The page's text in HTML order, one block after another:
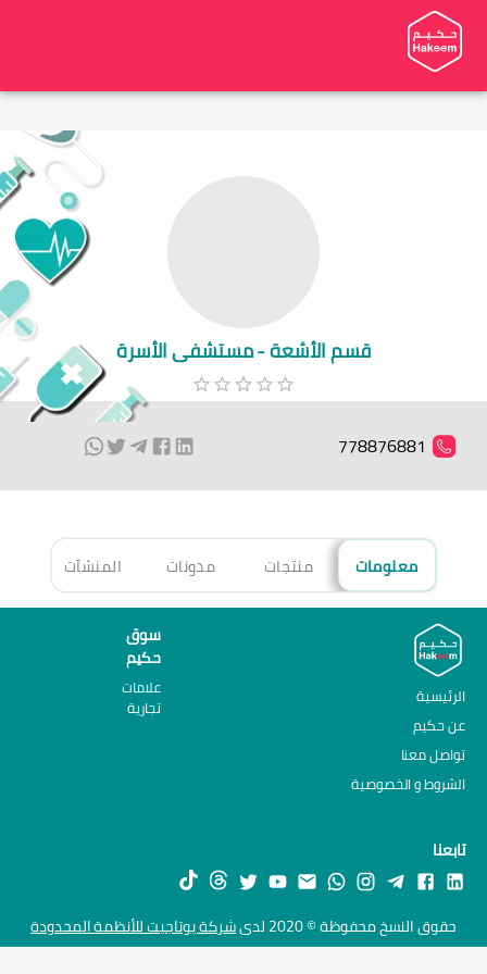
قسم الأشعة - مستشفى الأسرة
778876881
معلومات منتجات مدونات المنشآت
الرئيسية
عن حكيم
تواصل معنا
الشروط و الخصوصية
سوق
حكيم
علامات
تجارية
تابعنا
حقوق النسخ محفوظة © 2020 لدى شركة يوتاجيت للأنظمة المحدودة